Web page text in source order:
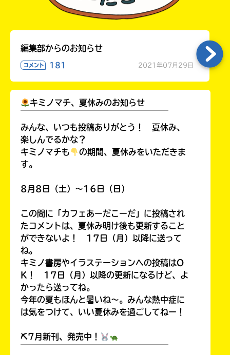
編集部からのお知らせ
コメント 181 2021年07月29日
キミノマチ、夏休みのお知らせ
みんな、いつも投稿ありがとう！ 夏休み、
楽しんでるかな？
キミノマチも
の期間、夏休みをいただきま
す。
8月8日（土）～16日（日）
この間に「カフェあーだこーだ」に投稿され
たコメントは、夏休み明け後も更新すること
ができないよ！ 17日（月）以降に送って
ね。
キミノ書房やイラステーションへの投稿はO
K！ 17日（月）以降の更新になるけど、よ
かったら送ってね。
今年の夏もほんと暑いね～。みんな熱中症に
は気をつけて、いい夏休みを過ごしてねー！
⛏7月新刊、発売中！